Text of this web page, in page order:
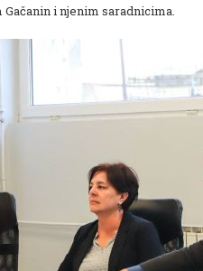
i njenim saradnicima.